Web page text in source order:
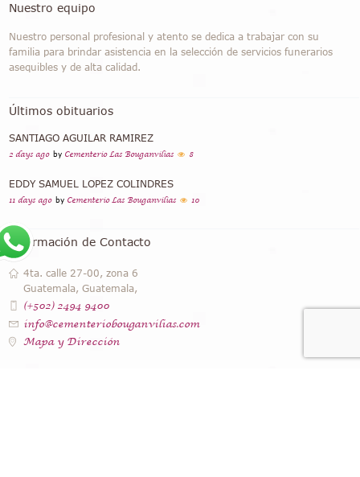
Nuestro equipo
Nuestro personal profesional y atento se dedica a trabajar con su
familia para brindar asistencia en la selección de servicios funerarios
asequibles y de alta calidad.
Últimos obituarios
SANTIAGO AGUILAR RAMIREZ
2 days ago by Cementerio Las Bouganvilias 8
EDDY SAMUEL LOPEZ COLINDRES
11 days ago by Cementerio Las Bouganvilias 10
Información de Contacto
4ta. calle 27-00, zona 6
Guatemala, Guatemala,
(+502) 2494 9400
info@cementeriobouganvilias.com
Mapa y Dirección